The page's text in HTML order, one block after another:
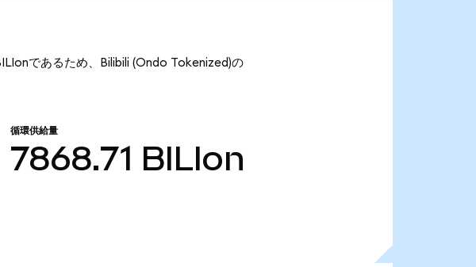
であるため、Bilibili (Ondo Tokenized)の
循環供給量
7868.71 BILIon